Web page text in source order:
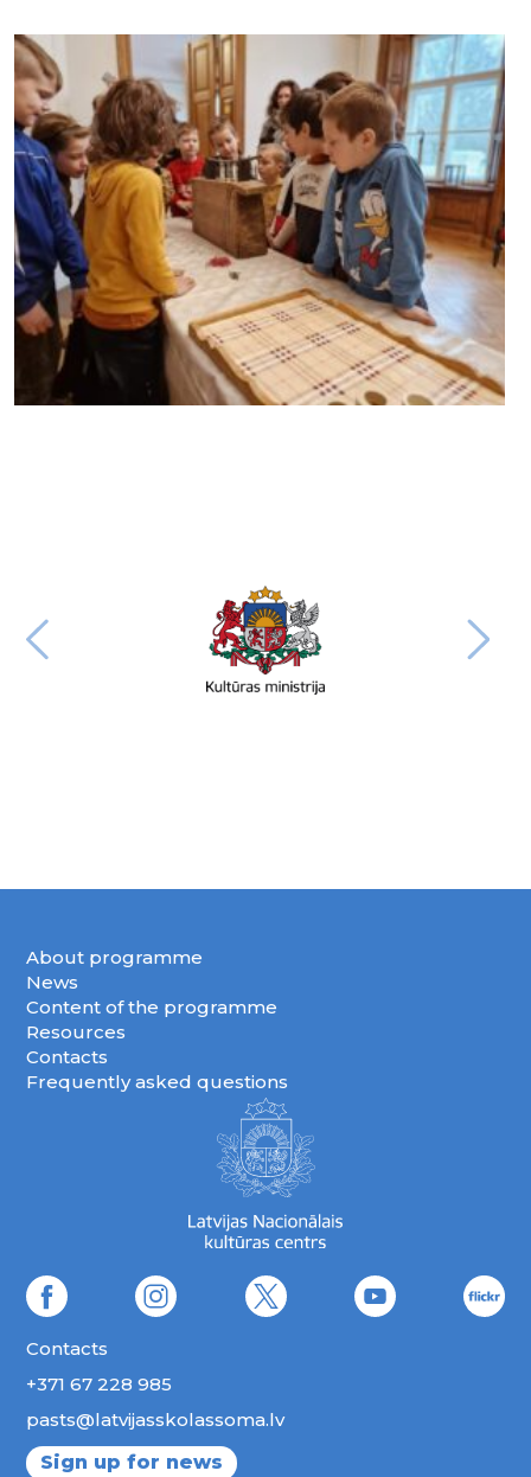
About programme
News
Content of the programme
Resources
Contacts
Frequently asked questions
Contacts
+371 67 228 985
pasts@latvijasskolassoma.lv
Sign up for news